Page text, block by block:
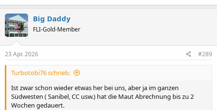
Big Daddy
FLI-Gold-Member
23 Apr. 2026 #289
Turbotobi76 schrieb:
Ist zwar schon wieder etwas her bei uns, aber ja im ganzen
Südwesten ( Sanibel, CC usw.) hat die Maut Abrechnung bis zu 2
Wochen gedauert.